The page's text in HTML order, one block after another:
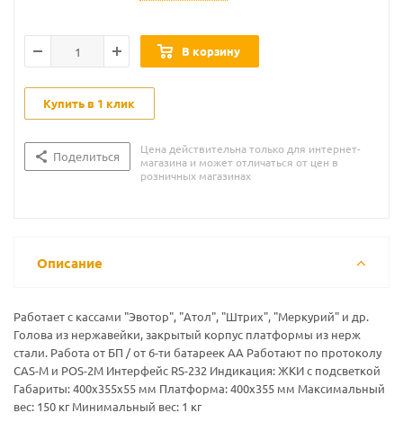
В корзину
Купить в 1 клик
Поделиться
Цена действительна только для интернет-
магазина и может отличаться от цен в
розничных магазинах
Описание
Работает с кассами "Эвотор", "Атол", "Штрих", "Меркурий" и др.
Голова из нержавейки, закрытый корпус платформы из нерж
стали. Работа от БП / от 6-ти батареек AA Работают по протоколу
CAS-M и POS-2M Интерфейс RS-232 Индикация: ЖКИ с подсветкой
Габариты: 400х355х55 мм Платформа: 400х355 мм Максимальный
вес: 150 кг Минимальный вес: 1 кг